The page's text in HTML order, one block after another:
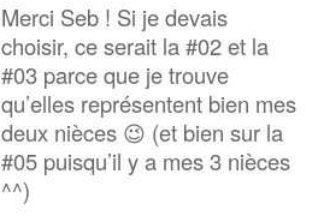
Merci Seb ! Si je devais
choisir, ce serait la #02 et la
#03 parce que je trouve
qu’elles représentent bien mes
deux nièces 😉 (et bien sur la
#05 puisqu’il y a mes 3 nièces
^^)